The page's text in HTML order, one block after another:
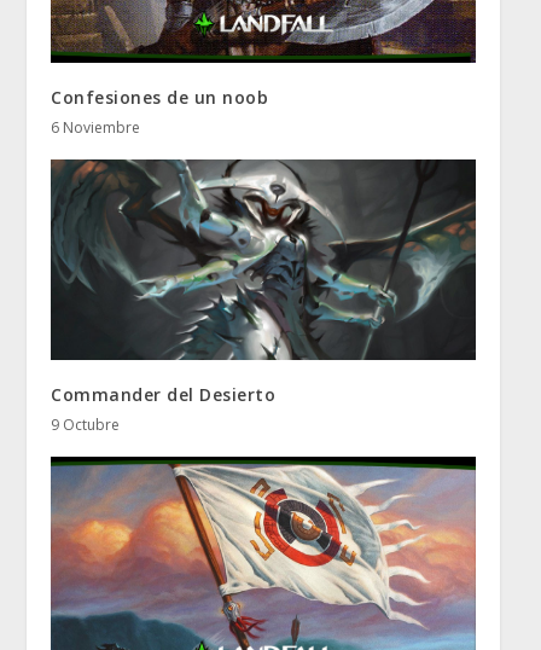
Confesiones de un noob
6 Noviembre
Commander del Desierto
9 Octubre